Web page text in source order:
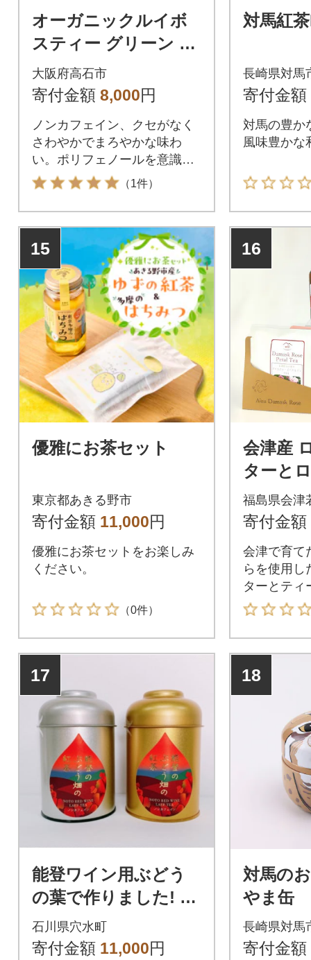
オーガニックルイボ
スティー グリーン 3g
×80包 ティーバッグ
タグ紐なし 煮出し 水
大阪府高石市
寄付金額 8,000円
ノンカフェイン、クセがなく
さわやかでまろやかな味わ
い。ポリフェノールを意識さ
れる方に人気です。
（1件）
対馬紅
長崎県対馬
寄付金額
対馬の豊か
風味豊かな
15
優雅にお茶セット
東京都あきる野市
寄付金額 11,000円
優雅にお茶セットをお楽しみ
ください。
（0件）
16
会津産
ターと
のセッ
福島県会津
寄付金額
会津で育て
らを使用し
ターとティ
17
能登ワイン用ぶどう
の葉で作りました! 能
登のぶどう畑の紅
茶 2缶
石川県穴水町
寄付金額 11,000円
18
対馬の
やま缶
長崎県対馬
寄付金額